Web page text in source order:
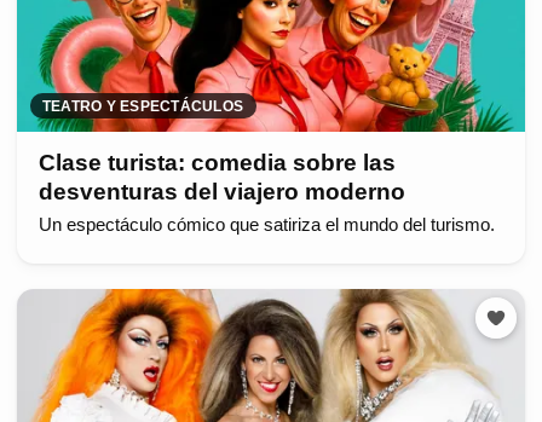
TEATRO Y ESPECTÁCULOS
Clase turista: comedia sobre las
desventuras del viajero moderno
Un espectáculo cómico que satiriza el mundo del turismo.